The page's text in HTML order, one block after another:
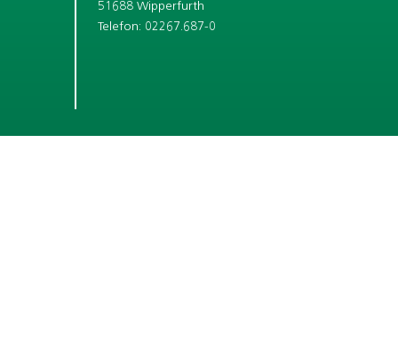
51688 Wipperfurth
Telefon: 02267.687-0